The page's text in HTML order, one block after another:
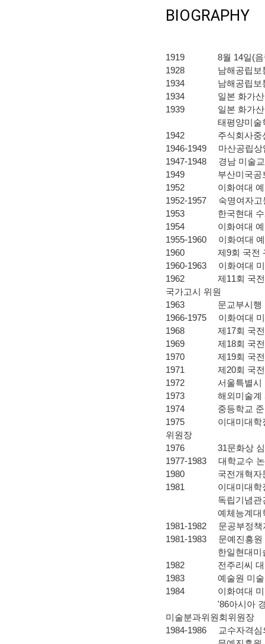
BIOGRAPHY
1919 8월 14일(음력
1928 남해공립보통
1934 남해공립보통
1934 일본 화가산(和
1939 일본 화가산(
태평양미술학
1942 주식회사중산
1946-1949 마산공립상
1947-1948 경남 미술
1949 부산미국공보
1952 이화여대 예술
1952-1957 숙명여자고
1953 한국현대 수채
1954 이화여대 예술
1955-1960 이화여대
1960 제9회 국전 귀
1960-1963 이화여대
1962 제11회 국전 해
국가고시 위원
1963 문교부시행 중
1966-1975 이화여대 미
1968 제17회 국전
1969 제18회 국전 무
1970 제19회 국전 전
1971 제20회 국전
1972 서울특별시 미
1973 해외미술계 시
1974 중등학교 준교
1975 이대미대학장
위원장
1976 31문화상 심
1977-1983 대학교수 논
1980 국전개혁자문
1981 이대미대학장
독립기념관건
예체능계대학평가
1981-1982 문공부정책
1981-1983 문예진흥원
한일현대미술전
1982 전주리씨 대동
1983 예술원 미술
1984 이화여대 미술
'86아시아 경기대
미술분과위원회위원장
1984-1986 교수자격심